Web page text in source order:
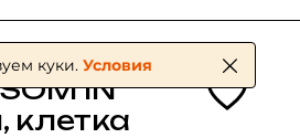
IN
клетка
куки. Условия